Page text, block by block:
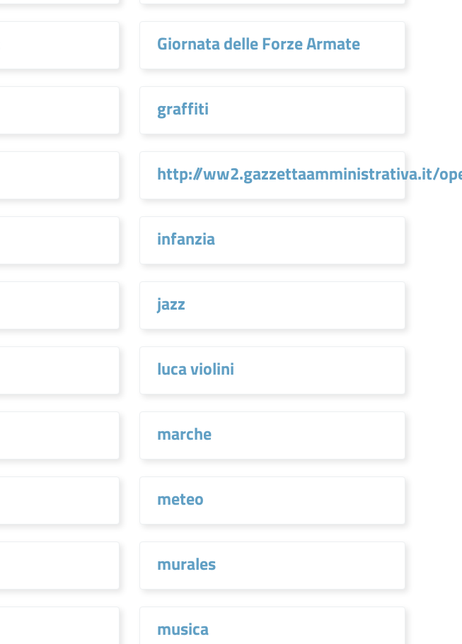
Giornata delle Forze Armate
graffiti
http://ww2.gazzettaamministrativa.it/
infanzia
jazz
luca violini
marche
meteo
murales
musica